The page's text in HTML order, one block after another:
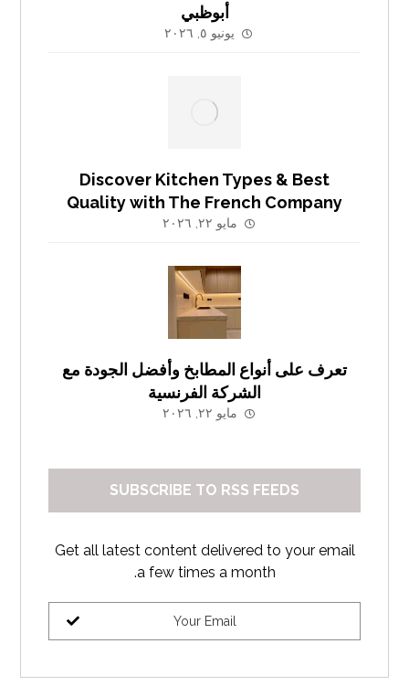
أبوظبي
يونيو ٥, ٢٠٢٦
Discover Kitchen Types & Best
Quality with The French Company
مايو ٢٢, ٢٠٢٦
تعرف على أنواع المطابخ وأفضل الجودة مع
الشركة الفرنسية
مايو ٢٢, ٢٠٢٦
SUBSCRIBE TO RSS FEEDS
Get all latest content delivered to your email
a few times a month.